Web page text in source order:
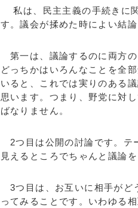
私は、民主主義の手続きに
す。議会が揉めた時によい結
第一は、議論するのに両方の
どっちかはいろんなことを全
いると、これでは実りのある
思います。つまり、野党に対
ばなりません。
2つ目は公開の討論です。テ
見えるところでちゃんと議論
3つ目は、お互いに相手がど
ってみることです。いわゆる